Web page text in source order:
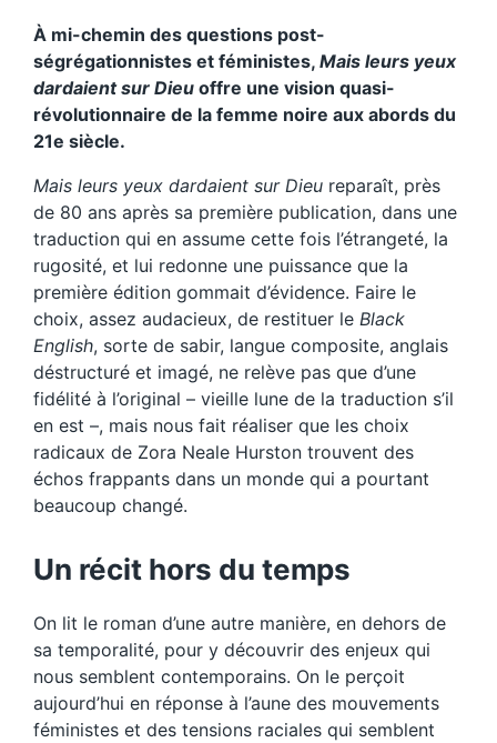
À mi-chemin des questions post-
ségrégationnistes et féministes, Mais leurs yeux
dardaient sur Dieu offre une vision quasi-
révolutionnaire de la femme noire aux abords du
21e siècle.
Mais leurs yeux dardaient sur Dieu reparaît, près
de 80 ans après sa première publication, dans une
traduction qui en assume cette fois l’étrangeté, la
rugosité, et lui redonne une puissance que la
première édition gommait d’évidence. Faire le
choix, assez audacieux, de restituer le Black
English, sorte de sabir, langue composite, anglais
déstructuré et imagé, ne relève pas que d’une
fidélité à l’original – vieille lune de la traduction s’il
en est –, mais nous fait réaliser que les choix
radicaux de Zora Neale Hurston trouvent des
échos frappants dans un monde qui a pourtant
beaucoup changé.
Un récit hors du temps
On lit le roman d’une autre manière, en dehors de
sa temporalité, pour y découvrir des enjeux qui
nous semblent contemporains. On le perçoit
aujourd’hui en réponse à l’aune des mouvements
féministes et des tensions raciales qui semblent